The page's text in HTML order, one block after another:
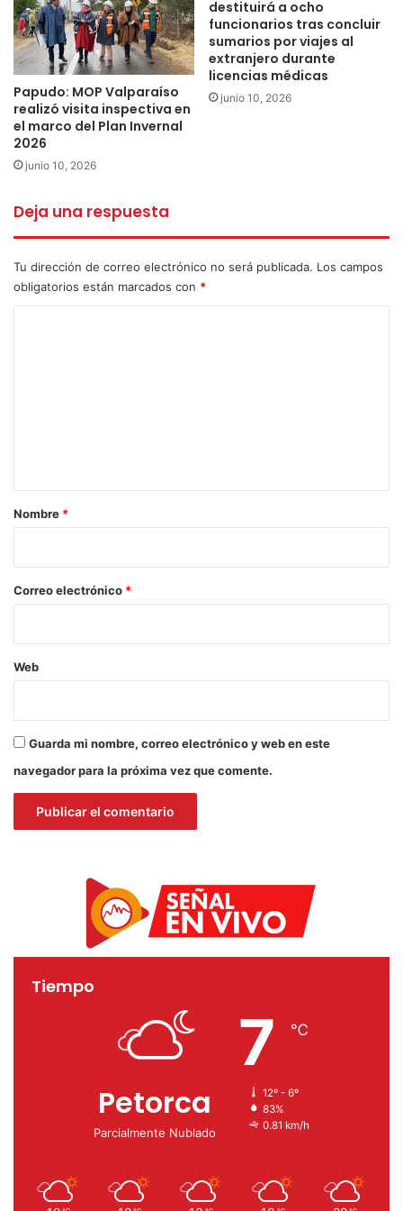
Este recurso de protección está puesto en contra del jefe
de la Defensa Nacional para la región de Valparaíso, Yerko
Marcic, y el ministro de Salud, Jaime Mañalich, para que
limiten la circulación de los habitantes de la zona,
decretando la denominada “cuarentena” por un
región por la Ruta 68.
Papudo: MOP Valparaíso
realizó visita inspectiva en
el marco del Plan Invernal
2026
junio 10, 2026
destituirá a ocho
funcionarios tras concluir
sumarios por viajes al
extranjero durante
licencias médicas
junio 10, 2026
Deja una respuesta
Tu dirección de correo electrónico no será publicada. Los campos
obligatorios están marcados con *
r
*
Nombre *
Correo electrónico *
Web
Guarda mi nombre, correo electrónico y web en este
navegador para la próxima vez que comente.
Tiempo
Petorca
Parcialmente Nublado
7 ℃
12º - 6º
83%
0.81 km/h